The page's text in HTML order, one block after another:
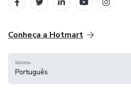
Conheça a Hotmart
Idioma
Português